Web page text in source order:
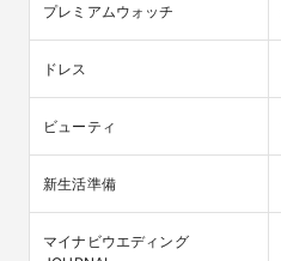
プレミアムウォッチ
ドレス
ビューティ
新生活準備
マイナビウエディング